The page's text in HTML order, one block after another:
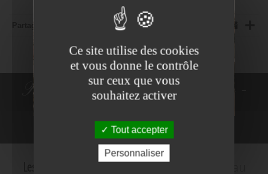
NE PLUS VOIR
Robes de Mariée - Costumes -
Robes de cocktail
Les Mariés d'Ameliec'est le plus grand choix au
Ce site utilise des cookies
et vous donne le contrôle
sur ceux que vous
souhaitez activer
Tout accepter
Personnaliser